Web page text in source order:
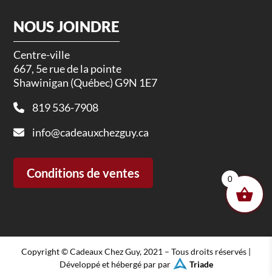
NOUS JOINDRE
Centre-ville
667, 5e rue de la pointe
Shawinigan (Québec) G9N 1E7
819 536-7908
info@cadeauxchezguy.ca
Conditions de ventes
Copyright © Cadeaux Chez Guy, 2021 – Tous droits réservés |
Développé et hébergé par par
Triade
0